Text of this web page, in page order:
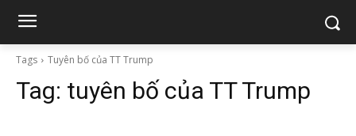
Tags Tuyên bố của TT Trump
Tag: tuyên bố của TT Trump